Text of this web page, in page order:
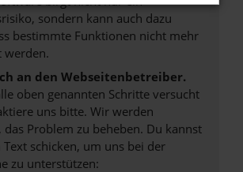
sondern kann auch dazu
bestimmte Funktionen nicht mehr
werden.
an den Webseitenbetreiber.
oben genannten Schritte versucht
uns bitte. Wir werden
das Problem zu beheben. Du kannst
Text schicken, um uns bei der
zu unterstützen: